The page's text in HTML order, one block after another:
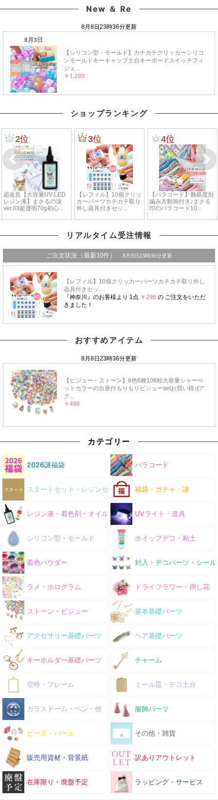
New ＆ Re
ショップランキング
リアルタイム受注情報
おすすめアイテム
カテゴリー
2026謎福袋 パラコード
スタートセット・レジンセット 福袋・ガチャ・謎
レジン液・着色剤・オイル UVライト・道具
シリコン型・モールド ホイップデコ・粘土
着色パウダー 封入・デコパーツ・シール
ラメ・ホログラム ドライフラワー・押し花
ストーン・ビジュー 基本基礎パーツ
アクセサリー基礎パーツ ヘア基礎パーツ
キーホルダー基礎パーツ チャーム
空枠・フレーム ミール皿・デコ土台
ガラスドーム・ペン・他 服飾パーツ
ビーズ・パール その他・雑貨
販売用資材・背景紙 訳ありアウトレット
在庫限り・廃盤予定 ラッピング・サービス